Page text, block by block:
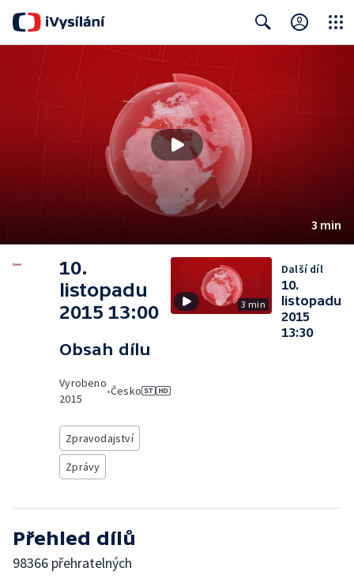
3 min
10.
listopadu
2015 13:00
Obsah dílu
Vyrobeno
2015
•Česko
Zpravodajství
Zprávy
3 min
Další díl
10.
listopadu
2015
13:30
Přehled dílů
98366 přehratelných